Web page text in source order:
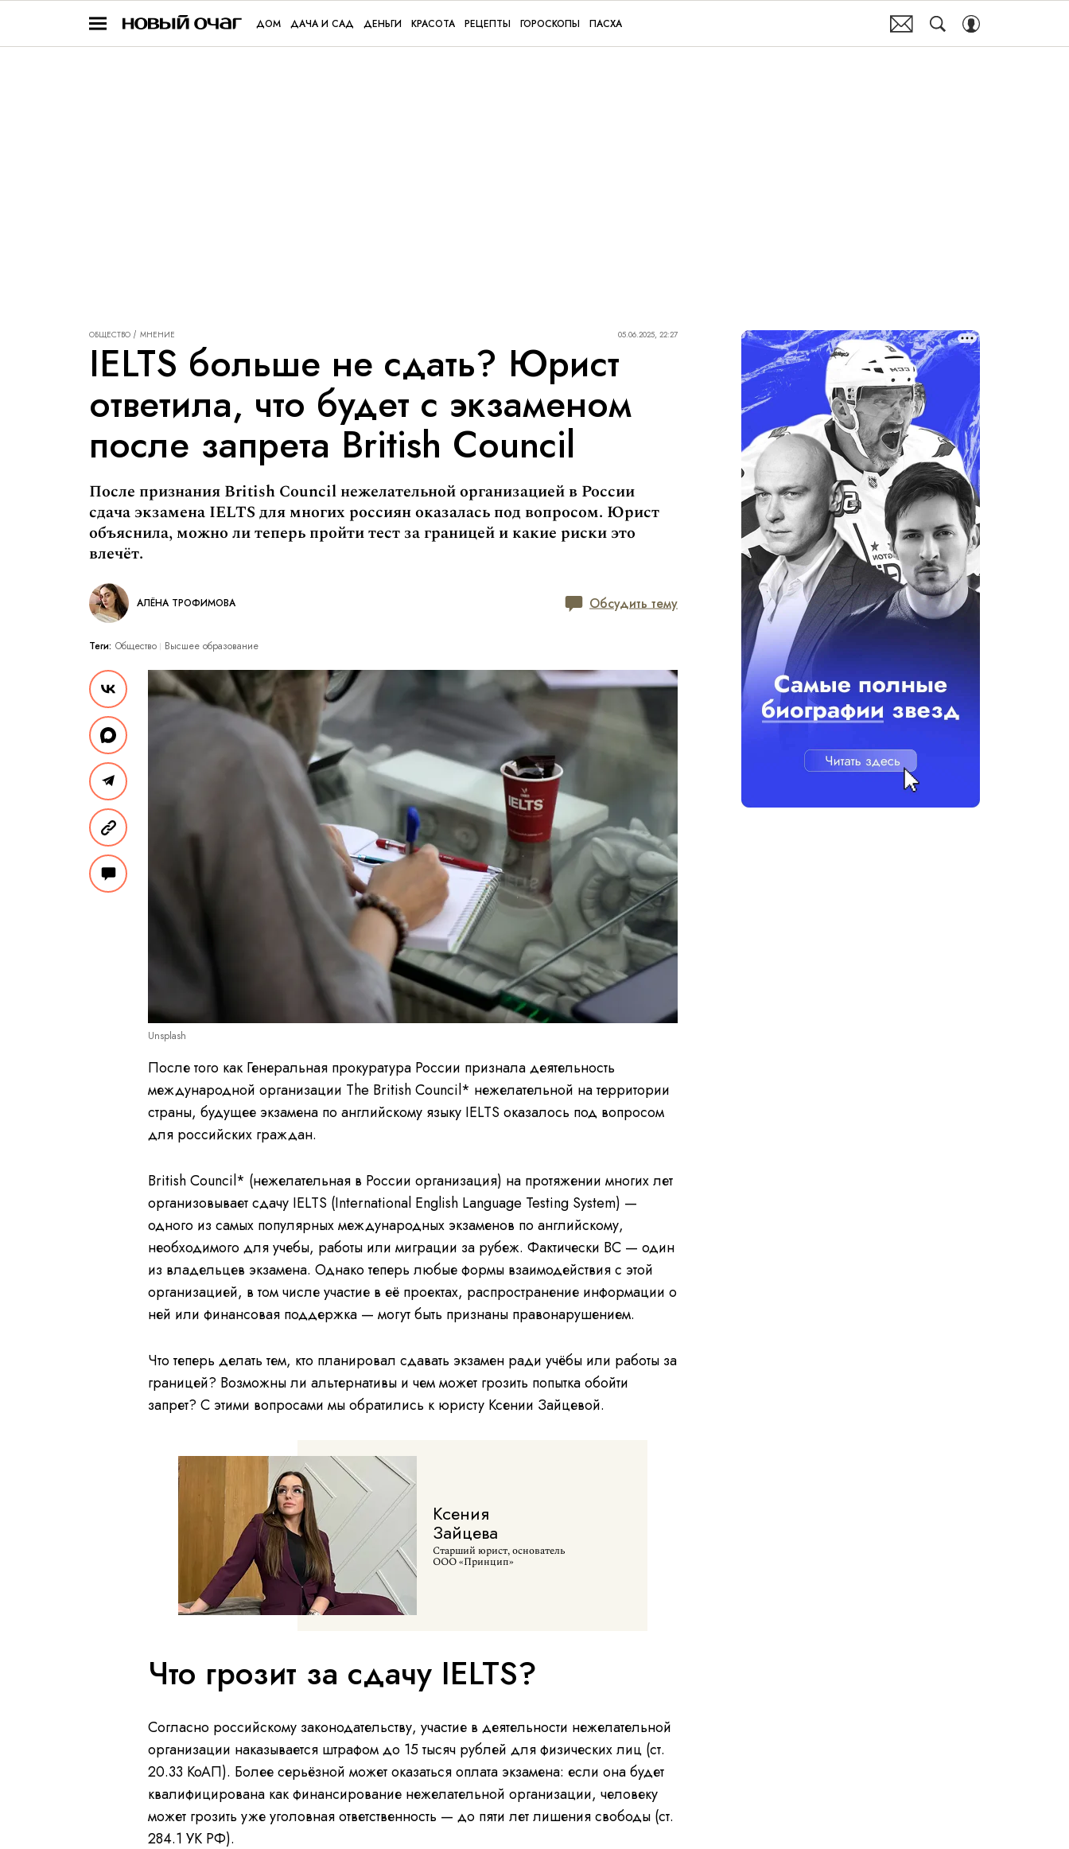
ДОМ ДАЧА И САД ДЕНЬГИ КРАСОТА РЕЦЕПТЫ ГОРОСКОПЫ ПАСХА
ОБЩЕСТВО МНЕНИЕ 05.06.2025, 22:27
IELTS больше не сдать? Юрист
ответила, что будет с экзаменом
после запрета British Council
После признания British Council нежелательной организацией в России
сдача экзамена IELTS для многих россиян оказалась под вопросом. Юрист
объяснила, можно ли теперь пройти тест за границей и какие риски это
влечёт.
АЛЁНА ТРОФИМОВА Обсудить тему
Теги: Общество Высшее образование
Unsplash
После того как Генеральная прокуратура России признала деятельность
международной организации The British Council* нежелательной на территории
страны, будущее экзамена по английскому языку IELTS оказалось под вопросом
для российских граждан.
British Council* (нежелательная в России организация) на протяжении многих лет
организовывает сдачу IELTS (International English Language Testing System) —
одного из самых популярных международных экзаменов по английскому,
необходимого для учебы, работы или миграции за рубеж. Фактически BC — один
из владельцев экзамена. Однако теперь любые формы взаимодействия с этой
организацией, в том числе участие в её проектах, распространение информации о
ней или финансовая поддержка — могут быть признаны правонарушением.
Что теперь делать тем, кто планировал сдавать экзамен ради учёбы или работы за
границей? Возможны ли альтернативы и чем может грозить попытка обойти
запрет? С этими вопросами мы обратились к юристу Ксении Зайцевой.
Ксения
Зайцева
Старший юрист, основатель
ООО «Принцип»
Что грозит за сдачу IELTS?
Согласно российскому законодательству, участие в деятельности нежелательной
организации наказывается штрафом до 15 тысяч рублей для физических лиц (ст.
20.33 КоАП). Более серьёзной может оказаться оплата экзамена: если она будет
квалифицирована как финансирование нежелательной организации, человеку
может грозить уже уголовная ответственность — до пяти лет лишения свободы (ст.
284.1 УК РФ).